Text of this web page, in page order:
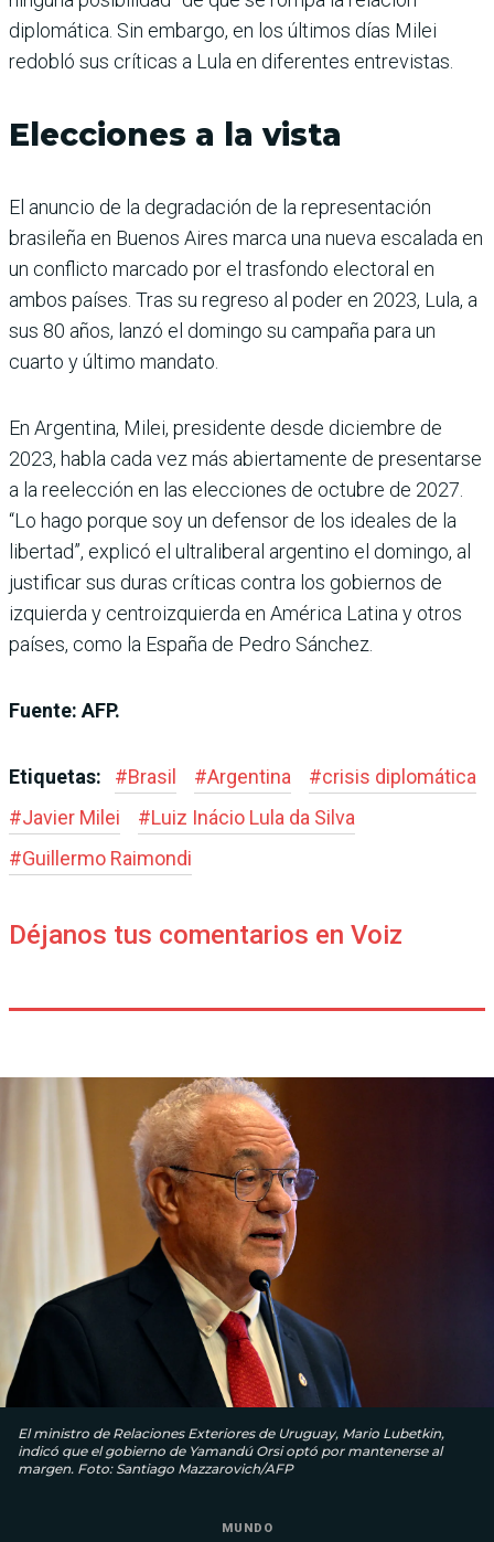
diplomática. Sin embargo, en los últimos días Milei
redobló sus críticas a Lula en diferentes entrevistas.
Elecciones a la vista
El anuncio de la degradación de la representación
brasileña en Buenos Aires marca una nueva escalada en
un conflicto marcado por el trasfondo electoral en
ambos países. Tras su regreso al poder en 2023, Lula, a
sus 80 años, lanzó el domingo su campaña para un
cuarto y último mandato.
En Argentina, Milei, presidente desde diciembre de
2023, habla cada vez más abiertamente de presentarse
a la reelección en las elecciones de octubre de 2027.
“Lo hago porque soy un defensor de los ideales de la
libertad”, explicó el ultraliberal argentino el domingo, al
justificar sus duras críticas contra los gobiernos de
izquierda y centroizquierda en América Latina y otros
países, como la España de Pedro Sánchez.
Fuente: AFP.
Etiquetas: #Brasil #Argentina #crisis diplomática
#Javier Milei #Luiz Inácio Lula da Silva
#Guillermo Raimondi
Déjanos tus comentarios en Voiz
El ministro de Relaciones Exteriores de Uruguay, Mario Lubetkin,
indicó que el gobierno de Yamandú Orsi optó por mantenerse al
margen. Foto: Santiago Mazzarovich/AFP
MUNDO